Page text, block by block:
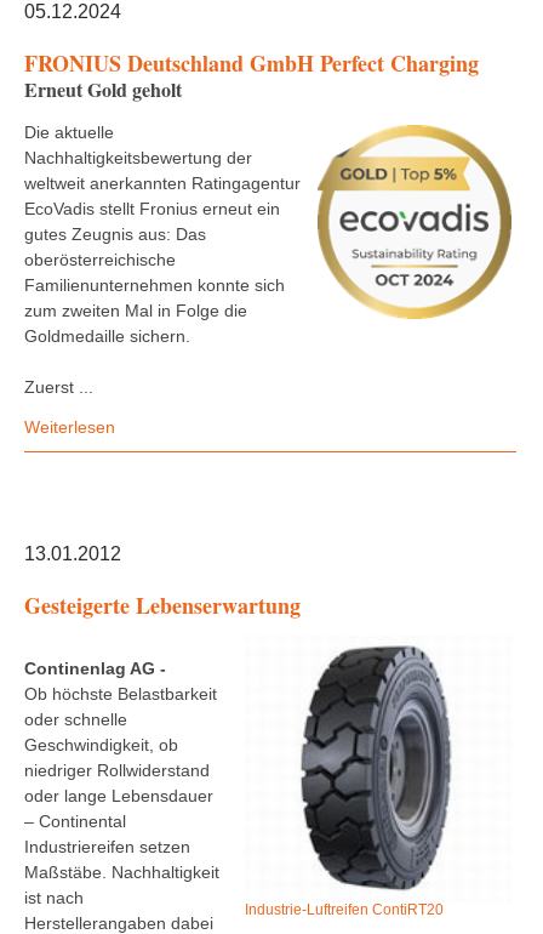
05.12.2024
FRONIUS Deutschland GmbH Perfect Charging
Erneut Gold geholt
Die aktuelle
Nachhaltigkeitsbewertung der
weltweit anerkannten Ratingagentur
EcoVadis stellt Fronius erneut ein
gutes Zeugnis aus: Das
oberösterreichische
Familienunternehmen konnte sich
zum zweiten Mal in Folge die
Goldmedaille sichern.
Zuerst ...
Weiterlesen
13.01.2012
Gesteigerte Lebenserwartung
Industrie-Luftreifen ContiRT20
Continenlag AG -
Ob höchste Belastbarkeit
oder schnelle
Geschwindigkeit, ob
niedriger Rollwiderstand
oder lange Lebensdauer
– Continental
Industriereifen setzen
Maßstäbe. Nachhaltigkeit
ist nach
Herstellerangaben dabei